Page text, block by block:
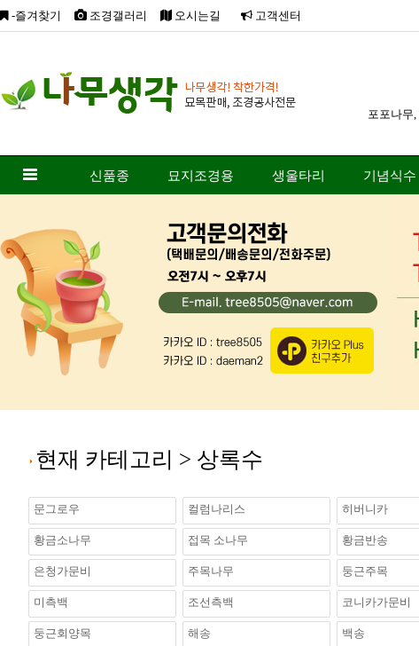
-즐겨찾기 조경갤러리 오시는길 고객센터
포포나무,
신품종 묘지조경용 생울타리 기념식수
현재 카테고리 > 상록수
문그로우 컬럼나리스 히버니카
황금소나무 접목 소나무 황금반송
은청가문비 주목나무 둥근주목
미측백 조선측백 코니카가문비
둥근회양목 해송 백송